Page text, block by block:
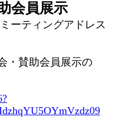
会員展示
ミーティングアドレス
・賛助会員展示の